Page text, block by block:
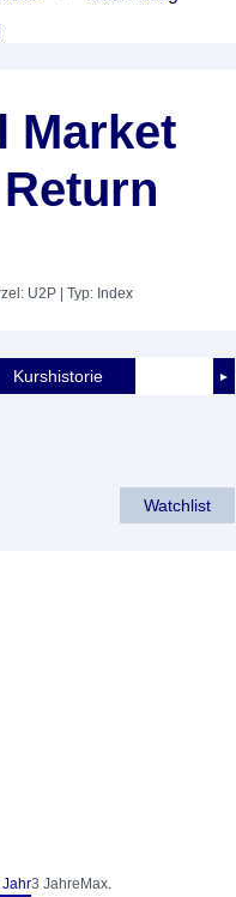
Market
U2P | Typ: Index
►
Kurshistorie
Watchlist
Jahr3 Jahre Max.